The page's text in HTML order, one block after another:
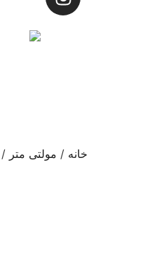
خانه / مولتی متر / LCR متر و مولتی متر زویی ZOYI مدل ZT-980L